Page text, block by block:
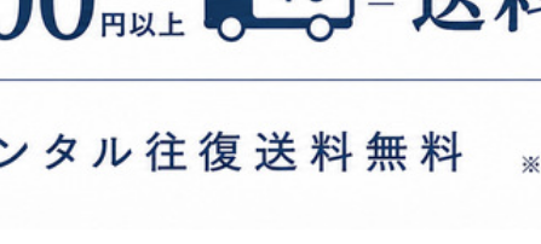
Sale
04 レンタルのご案内
予約・配送・返却・料金
05 レンタルの流れ
06 あんしんパック
汚れ・キズ・破損の補償